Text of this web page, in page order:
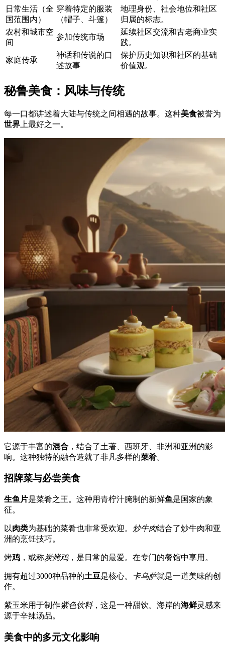
日常生活（全
国范围内）
穿着特定的服装
（帽子、斗篷）
地理身份、社会地位和社区
归属的标志。
农村和城市空
间
参加传统市场
延续社区交流和古老商业实
践。
家庭传承
神话和传说的口
述故事
保护历史知识和社区的基础
价值观。
秘鲁美食：风味与传统
每一口都讲述着大陆与传统之间相遇的故事。这种美食被誉为
世界 上最好之一。
它源于丰富的混合 ，结合了土著、西班牙、非洲和亚洲的影
响。这种独特的融合造就了非凡多样的菜肴。
招牌菜与必尝美食
生鱼片是菜肴之王。这种用青柠汁腌制的新鲜鱼是国家的象
征。
以肉类为基础的菜肴也非常受欢迎。 炒牛肉结合了炒牛肉和亚
洲的烹饪技巧。
烤鸡 ，或称炭烤鸡，是日常的最爱。在专门的餐馆中享用。
拥有超过3000种品种的土豆是核心。 卡乌萨就是一道美味的创
作。
紫玉米用于制作紫色饮料，这是一种甜饮。海岸的海鲜灵感来
源于辛辣汤品。
美食中的多元文化影响